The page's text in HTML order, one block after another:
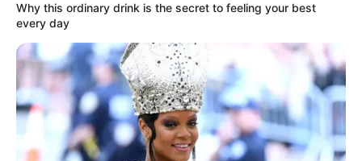
Why this ordinary drink is the secret to feeling your best
every day